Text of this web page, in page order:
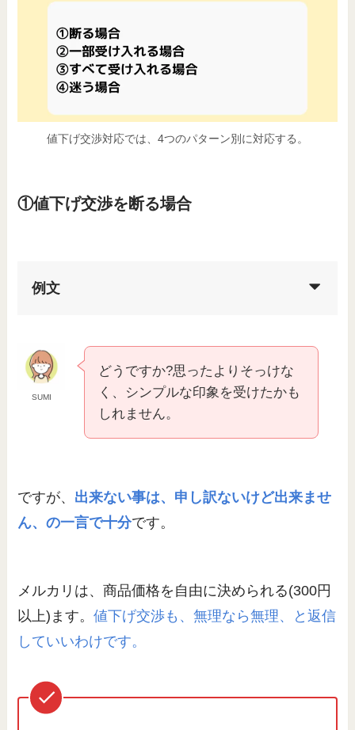
値下げ交渉対応では、4つのパターン別に対応する。
①値下げ交渉を断る場合
例文
SUMI
どうですか?思ったよりそっけな
く、シンプルな印象を受けたかも
しれません。
ですが、 出来ない事は、申し訳ないけど出来ませ
ん、の一言で十分です。
メルカリは、商品価格を自由に決められる(300円
以上)ます。値下げ交渉も、無理なら無理、と返信
していいわけです。